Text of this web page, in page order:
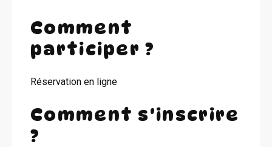
Comment
participer ?
Réservation en ligne
Comment s'inscrire
?